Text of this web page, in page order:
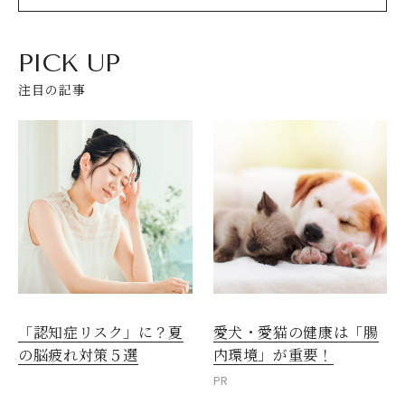
PICK UP
注目の記事
「認知症リスク」に？夏
の脳疲れ対策５選
愛犬・愛猫の健康は「腸
内環境」が重要！
PR